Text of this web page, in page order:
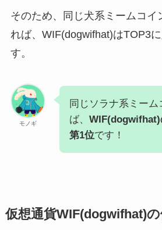
そのため、同じ犬系ミームコイ
れば、WIF(dogwifhat)はTOP3
す。
モノギ
同じソラナ系ミー
ば、 WIF(dogwifhat)
第1位です！
仮想通貨WIF(dogwifhat)